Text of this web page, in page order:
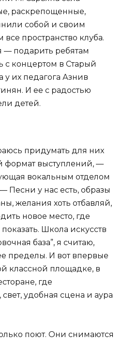
раскрепощенные,
собой и своим
пространство клуба.
— подарить ребятам
с концертом в Старый
у их педагога Азнив
И ее с радостью
детей.
придумать для них
формат выступлений, —
вокальным отделом
у нас есть, образы
желания хоть отбавляй,
новое место, где
Школа искусств
база”, я считаю,
пределы. И вот впервые
классной площадке, в
где
удобная сцена и аура
поют. Они снимаются